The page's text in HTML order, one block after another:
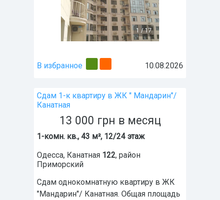
1 /17
В избранное 10.08.2026
Сдам 1-к квартиру в ЖК " Мандарин"/
Канатная
13 000 грн в месяц
1-комн. кв., 43 м², 12/24 этаж
Одесса, Канатная 122, район
Приморский
Сдам однокомнатную квартиру в ЖК
"Мандарин"/ Канатная. Общая площадь